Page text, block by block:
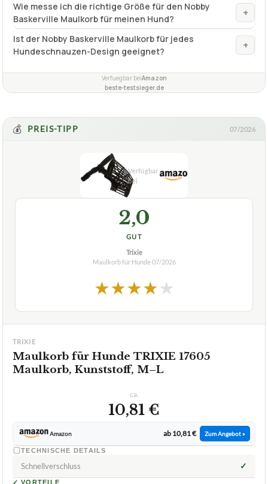
Wie messe ich die richtige Größe für den Nobby
Baskerville Maulkorb für meinen Hund?
+
Ist der Nobby Baskerville Maulkorb für jedes
Hundeschnauzen-Design geeignet?
+
Verfuegbar beiAmazon
beste-testsieger.de
💰 PREIS-TIPP 07/2026
2,0
GUT
Trixie
Maulkorb für Hunde 07/2026
★★★★★
TRIXIE
Maulkorb für Hunde TRIXIE 17605
Maulkorb, Kunststoff, M–L
ca.
10,81 €
Amazon ab 10,81 € Zum Angebot »
TECHNISCHE DETAILS
Schnellverschluss ✓
✓ VORTEILE